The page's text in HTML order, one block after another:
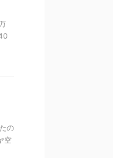
の
空